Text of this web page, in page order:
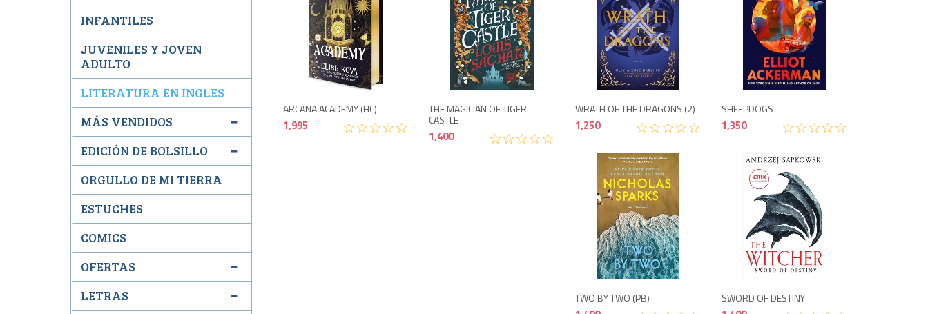
ARCANA ACADEMY (HC)
1,995
1,400
THE MAGICIAN OF TIGER
CASTLE
1,400
WRATH OF THE DRAGONS (2)
1,250
SHEEPDOGS
1,350
TWO BY TWO (PB) SWORD OF DESTINY
INFANTILES
JUVENILES Y JOVEN
ADULTO
LITERATURA EN INGLES
MÁS VENDIDOS
EDICIÓN DE BOLSILLO
ORGULLO DE MI TIERRA
ESTUCHES
COMICS
OFERTAS
LETRAS